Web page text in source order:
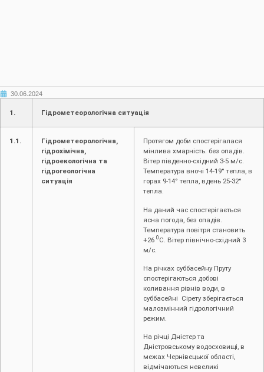
30.06.2024
1. Гідрометеорологічна ситуація
1.1.
Гідрометеорологічна,
гідрохімічна,
гідроекологічна та
гідрогеологічна
ситуація
Протягом доби спостерігалася
мінлива хмарність. без опадів.
Вітер південно-східний 3-5 м/с.
Температура вночі 14-19° тепла, в
горах 9-14° тепла, вдень 25-32°
тепла.
На даний час спостерігається
ясна погода, без опадів.
Температура повітря становить
+26 0 С. Вітер північно-східний 3
м/с.
На річках суббасейну Пруту
спостерігаються добові
коливання рівнів води, в
суббасейні Сірету зберігається
малозмінний гідрологічний
режим.
На річці Дністер та
Дністровському водосховищі, в
межах Чернівецької області,
відмічаються невеликі